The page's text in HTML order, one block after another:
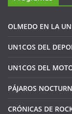
OLMEDO EN LA
UN1COS DEL
UN1COS DEL
PÁJAROS
CRÓNICAS DE